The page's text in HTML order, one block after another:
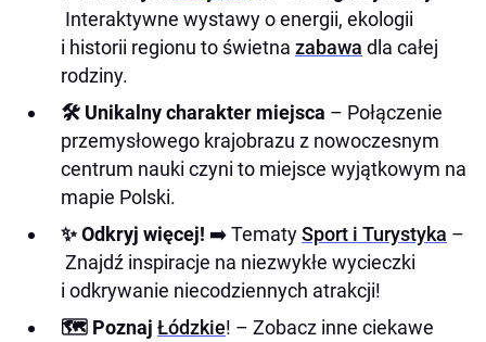
Obniżenie Poziomu Wód Gruntowych
Skutki dla Lokalnych Ekosystemów i Rolnictwa
Monitorowanie i Działania Naprawcze
Centrum Nauki i Rozrywki „Giganty Mocy” –
Fascynujące Spotkanie z Energią
Interaktywne wystawy o energii, ekologii
i historii regionu to świetna zabawa dla całej
rodziny.
🛠️ Unikalny charakter miejsca – Połączenie
przemysłowego krajobrazu z nowoczesnym
centrum nauki czyni to miejsce wyjątkowym na
mapie Polski.
✨ Odkryj więcej! ➡️ TematySport i Turystyka –
Znajdź inspiracje na niezwykłe wycieczki
i odkrywanie niecodziennych atrakcji!
🗺️ Poznaj Łódzkie! – Zobacz inne ciekawe